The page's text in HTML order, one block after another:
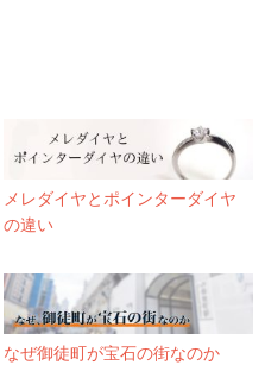
メレダイヤとポインターダイヤ
の違い
なぜ御徒町が宝石の街なのか